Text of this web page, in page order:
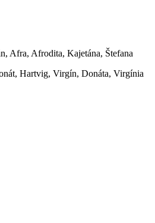
Afra, Afrodita, Kajetána, Štefana
Hartvig, Virgín, Donáta, Virgínia